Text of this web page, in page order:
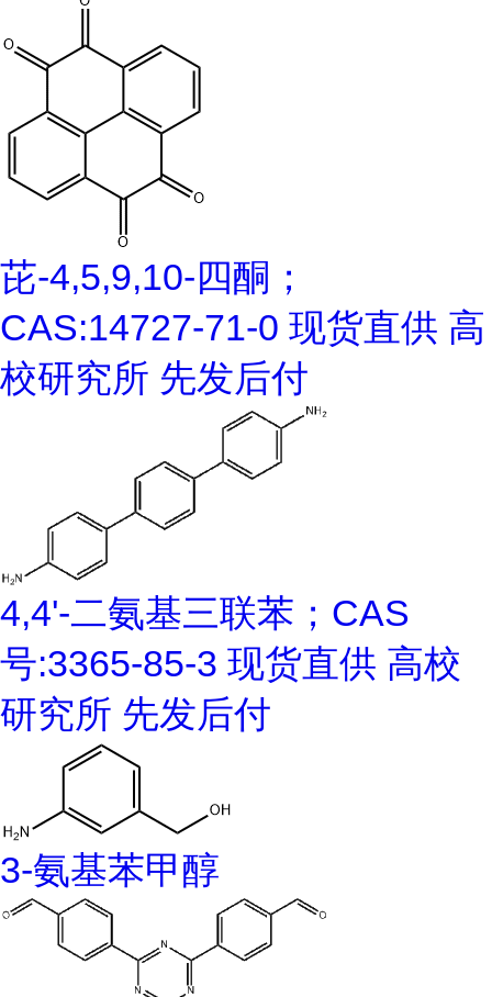
芘-4,5,9,10-四酮；
CAS:14727-71-0 现货直供 高
校研究所 先发后付
4,4'-二氨基三联苯；CAS
号:3365-85-3 现货直供 高校
研究所 先发后付
3-氨基苯甲醇